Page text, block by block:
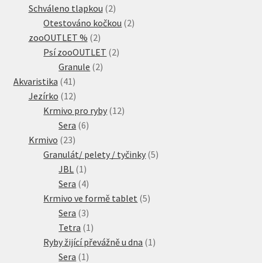
produkty
Schváleno tlapkou 22
produkty
Otestováno kočkou 22
zooOUTLET % 22
produkty
Psí zooOUTLET 22
Granule 22
Akvaristika 41 41
produktů
Jezírko 1212
produktů
Krmivo pro ryby 1212
Sera 66
Krmivo 2323
produktů
Granulát/ pelety / tyčinky 55
JBL 1 1
produkt
Sera 44
produkty
Krmivo ve formě tablet 55
Sera 33
produkty
Tetra 1 1
produkt
Ryby žijící převážně u dna 1 1
Sera 1 1